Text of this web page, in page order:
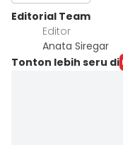
Editorial Team
Editor
Anata Siregar
Tonton lebih seru di